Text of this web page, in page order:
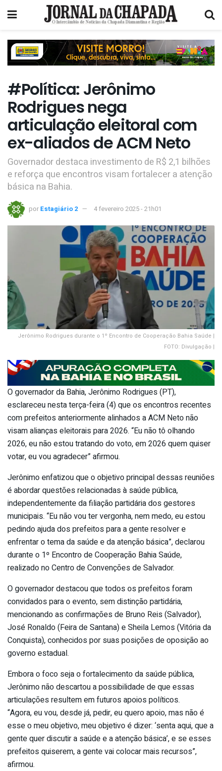
#Política: Jerônimo
Rodrigues nega
articulação eleitoral com
ex-aliados de ACM Neto
Governador destaca investimento de R$ 2,1 bilhões
e reforça que encontros visam fortalecer a atenção
básica na Bahia.
por Estagiário 2 4 fevereiro 2025 - 21h01
Jerônimo Rodrigues durante o 1º Encontro de Cooperação Bahia Saúde |
FOTO: Divulgação |
O governador da Bahia, Jerônimo Rodrigues (PT),
esclareceu nesta terça-feira (4) que os encontros recentes
com prefeitos anteriormente alinhados a ACM Neto não
visam alianças eleitorais para 2026. “Eu não tô olhando
2026, eu não estou tratando do voto, em 2026 quem quiser
votar, eu vou agradecer” afirmou.
Jerônimo enfatizou que o objetivo principal dessas reuniões
é abordar questões relacionadas à saúde pública,
independentemente da filiação partidária dos gestores
municipais. “Eu não vou ter vergonha, nem medo, eu estou
pedindo ajuda dos prefeitos para a gente resolver e
enfrentar o tema da saúde e da atenção básica”, declarou
durante o 1º Encontro de Cooperação Bahia Saúde,
realizado no Centro de Convenções de Salvador.
O governador destacou que todos os prefeitos foram
convidados para o evento, sem distinção partidária,
mencionando as confirmações de Bruno Reis (Salvador),
José Ronaldo (Feira de Santana) e Sheila Lemos (Vitória da
Conquista), conhecidos por suas posições de oposição ao
governo estadual.
Embora o foco seja o fortalecimento da saúde pública,
Jerônimo não descartou a possibilidade de que essas
articulações resultem em futuros apoios políticos.
“Agora, eu vou, desde já, pedir, eu quero apoio, mas não é
esse o meu objetivo, meu objetivo é dizer: ‘senta aqui, que a
gente quer discutir a saúde e a atenção básica’, e se esses
prefeitos quiserem, a gente vai colocar mais recursos”,
afirmou.